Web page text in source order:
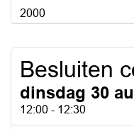
2000
Besluiten
dinsdag 30
12:00 - 12:30